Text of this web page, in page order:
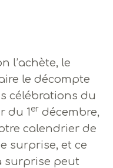
l’achète, le
le décompte
célébrations du
du 1 er décembre,
calendrier de
surprise, et ce
surprise peut